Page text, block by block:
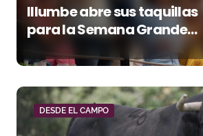
Illumbe abre sus taquillas
para la Semana Grande
Donostiarra
DESDE EL CAMPO